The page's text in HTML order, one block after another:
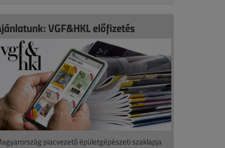
VGF&HKL előfizetés
piacvezető épületgépészeti szaklapja